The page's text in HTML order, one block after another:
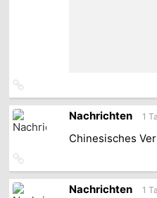
zum
Originalbeitrag
Nachrichten 1
Chinesisches
zum
Originalbeitrag
Nachrichten 1